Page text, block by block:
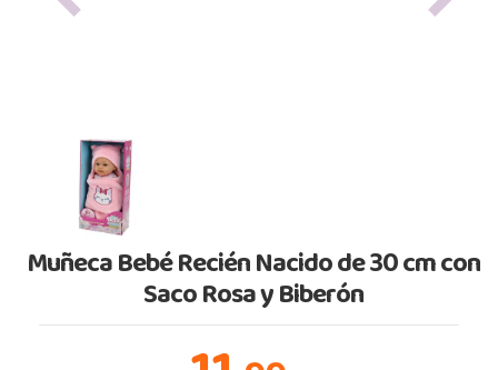
Previous Next
Muñeca Bebé Recién Nacido de 30 cm con
Saco Rosa y Biberón